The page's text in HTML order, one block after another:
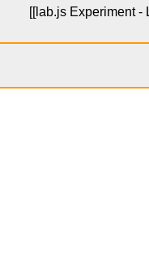
[[lab.js Experiment -